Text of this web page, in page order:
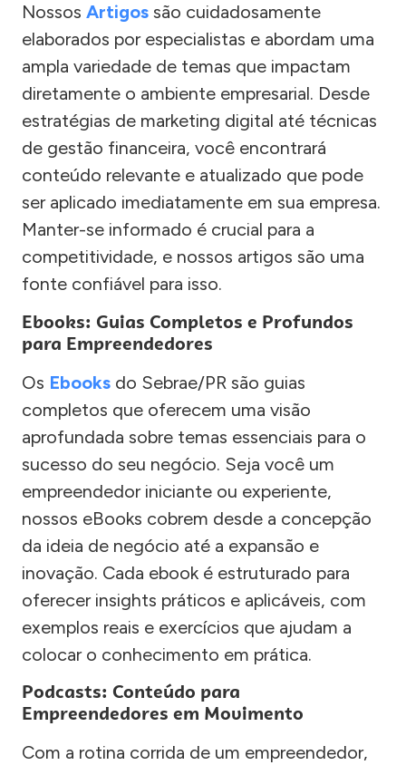
Nossos Artigos são cuidadosamente
elaborados por especialistas e abordam uma
ampla variedade de temas que impactam
diretamente o ambiente empresarial. Desde
estratégias de marketing digital até técnicas
de gestão financeira, você encontrará
conteúdo relevante e atualizado que pode
ser aplicado imediatamente em sua empresa.
Manter-se informado é crucial para a
competitividade, e nossos artigos são uma
fonte confiável para isso.
Ebooks: Guias Completos e Profundos
para Empreendedores
Os Ebooks do Sebrae/PR são guias
completos que oferecem uma visão
aprofundada sobre temas essenciais para o
sucesso do seu negócio. Seja você um
empreendedor iniciante ou experiente,
nossos eBooks cobrem desde a concepção
da ideia de negócio até a expansão e
inovação. Cada ebook é estruturado para
oferecer insights práticos e aplicáveis, com
exemplos reais e exercícios que ajudam a
colocar o conhecimento em prática.
Podcasts: Conteúdo para
Empreendedores em Movimento
Com a rotina corrida de um empreendedor,